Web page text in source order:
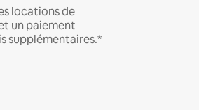
locations de
un paiement
supplémentaires.*